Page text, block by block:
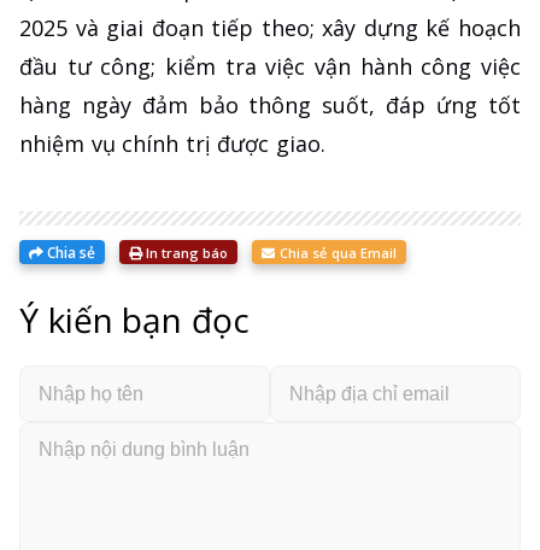
2025 và giai đoạn tiếp theo; xây dựng kế hoạch
đầu tư công; kiểm tra việc vận hành công việc
hàng ngày đảm bảo thông suốt, đáp ứng tốt
nhiệm vụ chính trị được giao.
Chia sẻ In trang báo Chia sẻ qua Email
Ý kiến bạn đọc